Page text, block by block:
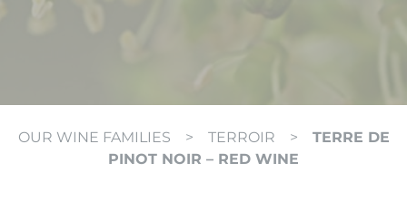
OUR WINE FAMILIES > TERROIR >
TERRE DE
PINOT NOIR – RED WINE